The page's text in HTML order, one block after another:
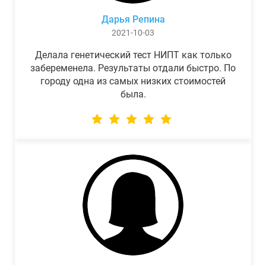
Дарья Репина
2021-10-03
Делала генетический тест НИПТ как только
забеременела. Результаты отдали быстро. По
городу одна из самых низких стоимостей
была.